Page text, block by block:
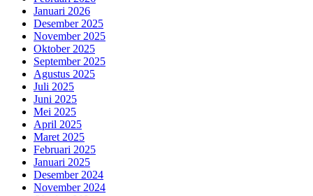
Januari 2026
Desember 2025
November 2025
Oktober 2025
September 2025
Agustus 2025
Juli 2025
Juni 2025
Mei 2025
April 2025
Maret 2025
Februari 2025
Januari 2025
Desember 2024
November 2024